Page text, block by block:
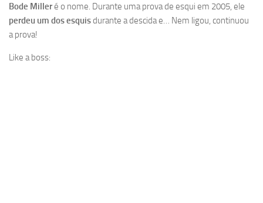
Bode Milleré o nome. Durante uma prova de esqui em 2005, ele
perdeu um dos esquisdurante a descida e… Nem ligou, continuou
a prova!
Like a boss: